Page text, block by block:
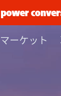
マーケット